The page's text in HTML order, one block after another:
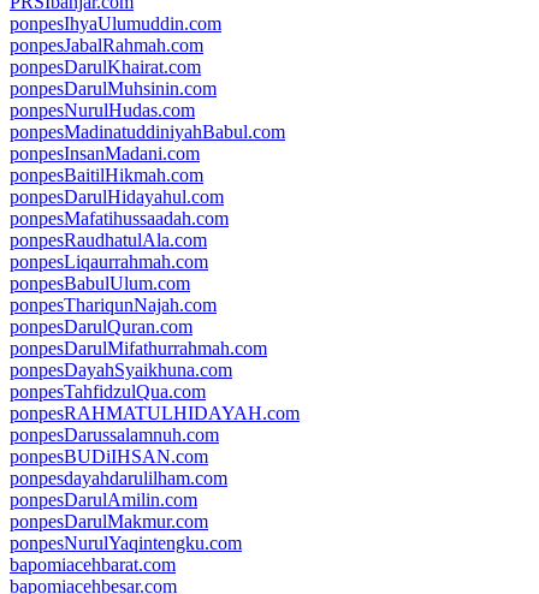
ponpesIhyaUlumuddin.com
ponpesJabalRahmah.com
ponpesDarulKhairat.com
ponpesDarulMuhsinin.com
ponpesNurulHudas.com
ponpesMadinatuddiniyahBabul.com
ponpesInsanMadani.com
ponpesBaitilHikmah.com
ponpesDarulHidayahul.com
ponpesMafatihussaadah.com
ponpesRaudhatulAla.com
ponpesLiqaurrahmah.com
ponpesBabulUlum.com
ponpesThariqunNajah.com
ponpesDarulQuran.com
ponpesDarulMifathurrahmah.com
ponpesDayahSyaikhuna.com
ponpesTahfidzulQua.com
ponpesRAHMATULHIDAYAH.com
ponpesDarussalamnuh.com
ponpesBUDiIHSAN.com
ponpesdayahdarulilham.com
ponpesDarulAmilin.com
ponpesDarulMakmur.com
ponpesNurulYaqintengku.com
bapomiacehbarat.com
bapomiacehbesar.com